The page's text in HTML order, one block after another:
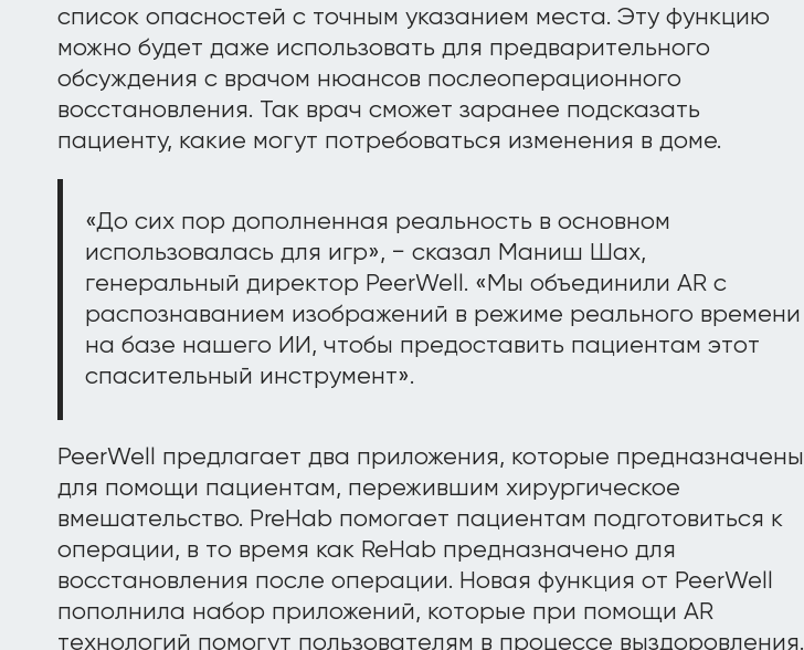
список опасностей с точным указанием места. Эту функцию
можно будет даже использовать для предварительного
обсуждения с врачом нюансов послеоперационного
восстановления. Так врач сможет заранее подсказать
пациенту, какие могут потребоваться изменения в доме.
«До сих пор дополненная реальность в основном
использовалась для игр», − сказал Маниш Шах,
генеральный директор PeerWell. «Мы объединили AR с
распознаванием изображений в режиме реального времени
на базе нашего ИИ, чтобы предоставить пациентам этот
спасительный инструмент».
PeerWell предлагает два приложения, которые предназначены
для помощи пациентам, пережившим хирургическое
вмешательство. PreHab помогает пациентам подготовиться к
операции, в то время как ReHab предназначено для
восстановления после операции. Новая функция от PeerWell
пополнила набор приложений, которые при помощи AR
технологий помогут пользователям в процессе выздоровления.